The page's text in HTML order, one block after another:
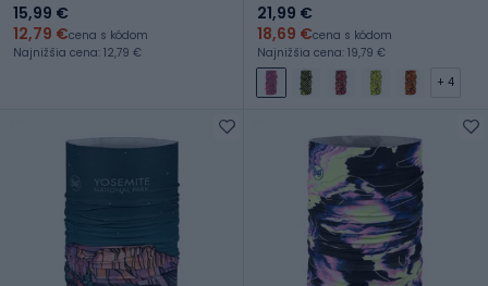
15,99 €
12,79 €cena s kódom
Najnižšia cena: 12,79 €
21,99 €
18,69 €cena s kódom
Najnižšia cena: 19,79 €
+ 4